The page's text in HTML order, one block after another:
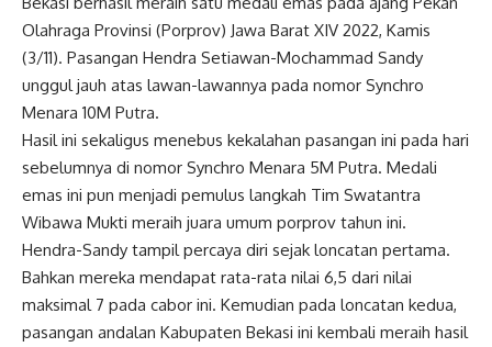
Olahraga Provinsi (Porprov) Jawa Barat XIV 2022, Kamis
(3/11). Pasangan Hendra Setiawan-Mochammad Sandy
unggul jauh atas lawan-lawannya pada nomor Synchro
Menara 10M Putra.
Hasil ini sekaligus menebus kekalahan pasangan ini pada hari
sebelumnya di nomor Synchro Menara 5M Putra. Medali
emas ini pun menjadi pemulus langkah Tim Swatantra
Wibawa Mukti meraih juara umum porprov tahun ini.
Hendra-Sandy tampil percaya diri sejak loncatan pertama.
Bahkan mereka mendapat rata-rata nilai 6,5 dari nilai
maksimal 7 pada cabor ini. Kemudian pada loncatan kedua,
pasangan andalan Kabupaten Bekasi ini kembali meraih hasil